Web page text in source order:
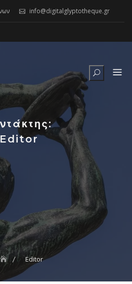
info@digitalglyptotheque.gr
Editor
Editor